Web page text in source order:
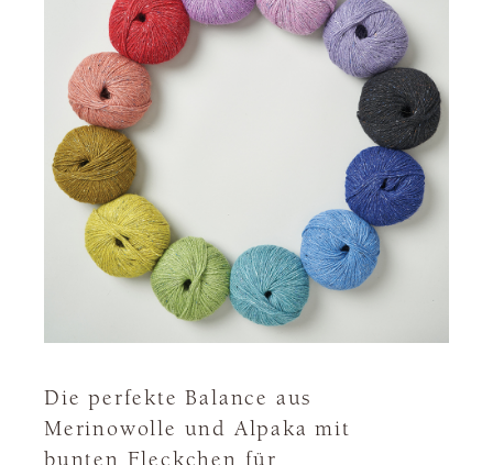
Die perfekte Balance aus
Merinowolle und Alpaka mit
bunten Fleckchen für